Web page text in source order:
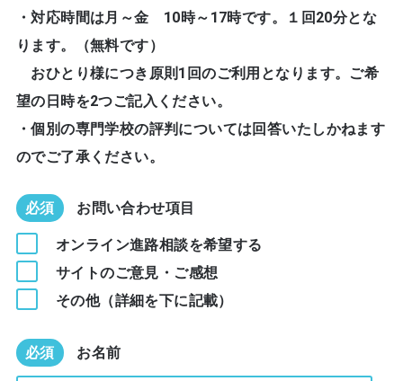
・対応時間は月～金 10時～17時です。１回20分とな
ります。（無料です）
おひとり様につき原則1回のご利用となります。ご希
望の日時を2つご記入ください。
・個別の専門学校の評判については回答いたしかねます
のでご了承ください。
必須 お問い合わせ項目
オンライン進路相談を希望する
サイトのご意見・ご感想
その他（詳細を下に記載）
必須 お名前